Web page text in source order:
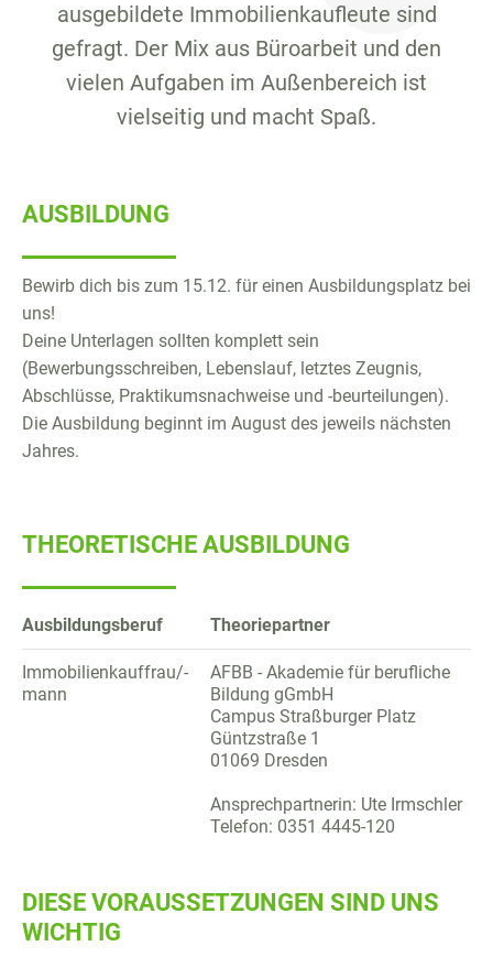
ausgebildete Immobilienkaufleute sind
gefragt. Der Mix aus Büroarbeit und den
vielen Aufgaben im Außenbereich ist
vielseitig und macht Spaß.
AUSBILDUNG
Bewirb dich bis zum 15.12. für einen Ausbildungsplatz bei
uns!
Deine Unterlagen sollten komplett sein
(Bewerbungsschreiben, Lebenslauf, letztes Zeugnis,
Abschlüsse, Praktikumsnachweise und -beurteilungen).
Die Ausbildung beginnt im August des jeweils nächsten
Jahres.
THEORETISCHE AUSBILDUNG
Ausbildungsberuf Theoriepartner
Immobilienkauffrau/-
mann
AFBB - Akademie für berufliche
Bildung gGmbH
Campus Straßburger Platz
Güntzstraße 1
01069 Dresden
Ansprechpartnerin: Ute Irmschler
Telefon: 0351 4445-120
DIESE VORAUSSETZUNGEN SIND UNS
WICHTIG